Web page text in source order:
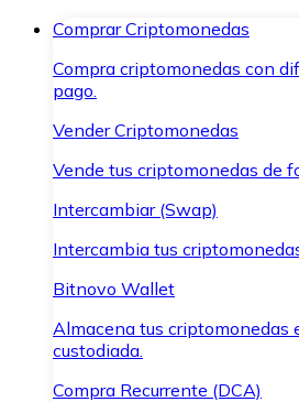
Comprar Criptomonedas
Compra criptomonedas con
pago.
Vender Criptomonedas
Vende tus criptomonedas de
Intercambiar (Swap)
Intercambia tus
Bitnovo Wallet
Almacena tus criptomonedas
custodiada.
Compra Recurrente (DCA)